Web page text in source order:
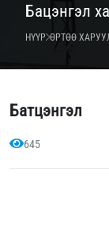
Бацэнгэл
НҮҮР ӨРТӨӨ
Батцэнгэл
645